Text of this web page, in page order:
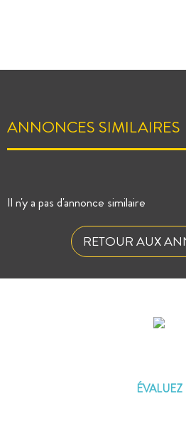
ANNONCES SIMILAIRES
Il n'y a pas d'annonce similaire
RETOUR AUX
ÉVALUEZ